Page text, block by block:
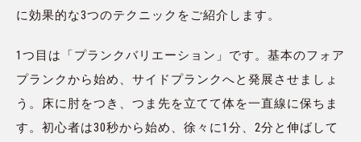
に効果的な3つのテクニックをご紹介します。
1つ目は「プランクバリエーション」です。基本のフォア
プランクから始め、サイドプランクへと発展させましょ
う。床に肘をつき、つま先を立てて体を一直線に保ちま
す。初心者は30秒から始め、徐々に1分、2分と伸ばして